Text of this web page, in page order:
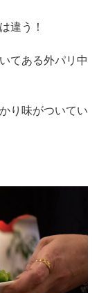
違う！
てある外パリ中
り味がついてい